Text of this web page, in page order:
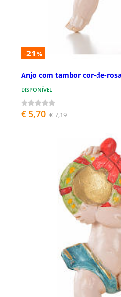
-21 %
Anjo com tambor cor-de-
DISPONÍVEL
€ 5,70 € 7,19